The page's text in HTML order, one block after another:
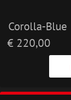
Corolla-Blue
€ 220,00